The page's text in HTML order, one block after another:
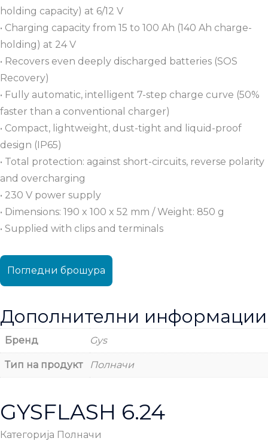
holding capacity) at 6/12 V
• Charging capacity from 15 to 100 Ah (140 Ah charge-
holding) at 24 V
• Recovers even deeply discharged batteries (SOS
Recovery)
• Fully automatic, intelligent 7-step charge curve (50%
faster than a conventional charger)
• Compact, lightweight, dust-tight and liquid-proof
design (IP65)
• Total protection: against short-circuits, reverse polarity
and overcharging
• 230 V power supply
• Dimensions: 190 x 100 x 52 mm / Weight: 850 g
• Supplied with clips and terminals
Погледни брошура
Дополнителни информации
Бренд Gys
Тип на продукт Полначи
GYSFLASH 6.24
Категорија Полначи